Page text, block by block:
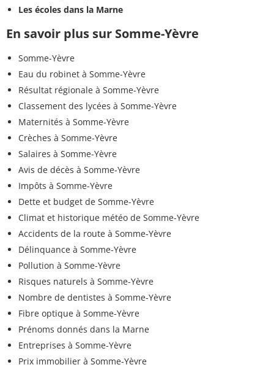
Les écoles dans la Marne
En savoir plus sur Somme-Yèvre
Somme-Yèvre
Eau du robinet à Somme-Yèvre
Résultat régionale à Somme-Yèvre
Classement des lycées à Somme-Yèvre
Maternités à Somme-Yèvre
Crèches à Somme-Yèvre
Salaires à Somme-Yèvre
Avis de décès à Somme-Yèvre
Impôts à Somme-Yèvre
Dette et budget de Somme-Yèvre
Climat et historique météo de Somme-Yèvre
Accidents de la route à Somme-Yèvre
Délinquance à Somme-Yèvre
Pollution à Somme-Yèvre
Risques naturels à Somme-Yèvre
Nombre de dentistes à Somme-Yèvre
Fibre optique à Somme-Yèvre
Prénoms donnés dans la Marne
Entreprises à Somme-Yèvre
Prix immobilier à Somme-Yèvre